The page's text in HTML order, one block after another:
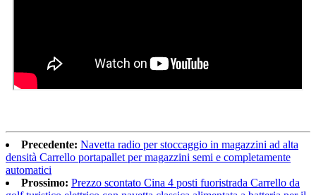
Precedente: Navetta radio per stoccaggio in magazzini ad alta
densità Carrello portapallet per magazzini semi e completamente
automatici
Prossimo: Prezzo scontato Cina 4 posti fuoristrada Carrello da